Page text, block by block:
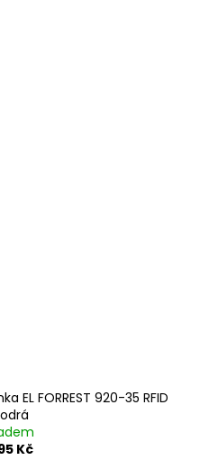
EL FORREST 920-35 RFID
Kč